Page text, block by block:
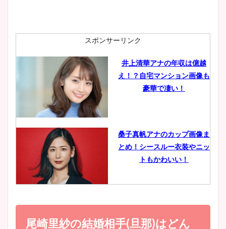
肉も凄い！
鈴木唯の太ってた時の体重が
ヤバすぎww原因や痩せたダ
豊島実季アナのカップ画像ま
とめ！美脚や水着姿に年齢も
宇賀神メグアナのニット画像
スポンサーリンク
井上清華アナの年収は億越
え！？自宅マンション画像も
豪華で凄い！
桑子真帆アナのカップ画像ま
とめ！シースルー衣装やニッ
トもかわいい！
小室瑛莉子のカップ画像まと
め！足が美脚でニット衣装も
尾崎里紗の結婚相手(旦那)はどん